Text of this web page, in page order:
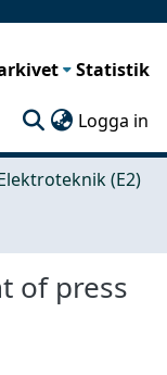
Statistik
Logga in
(E2)
of press